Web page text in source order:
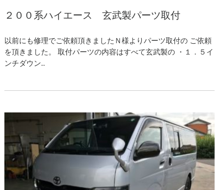
２００系ハイエース 玄武製パーツ取付
以前にも修理でご依頼頂きましたＮ様よりパーツ取付の ご依頼
を頂きました。 取付パーツの内容はすべて玄武製の ・１．５イ
ンチダウン..